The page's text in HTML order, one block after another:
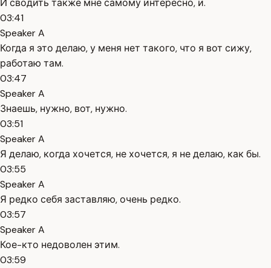
И сводить также мне самому интересно, и.
03:41
Speaker A
Когда я это делаю, у меня нет такого, что я вот сижу,
работаю там.
03:47
Speaker A
Знаешь, нужно, вот, нужно.
03:51
Speaker A
Я делаю, когда хочется, не хочется, я не делаю, как бы.
03:55
Speaker A
Я редко себя заставляю, очень редко.
03:57
Speaker A
Кое-кто недоволен этим.
03:59